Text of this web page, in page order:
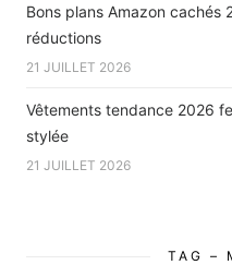
Bons plans Amazon cachés
réductions
21 JUILLET 2026
Vêtements tendance 2026
stylée
21 JUILLET 2026
TAG –